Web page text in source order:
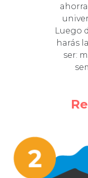
Luego
harás
ser: